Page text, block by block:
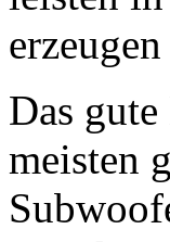
Das
meisten